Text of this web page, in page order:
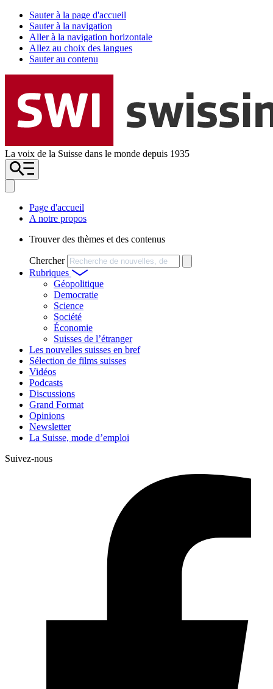
Sauter à la page d'accueil
Sauter à la navigation
Aller à la navigation horizontale
Allez au choix des langues
Sauter au contenu
La voix de la Suisse dans le monde depuis 1935
Page d'accueil
A notre propos
Trouver des thèmes et des contenus
Chercher
Rubriques
Géopolitique
Democratie
Science
Société
Économie
Suisses de l’étranger
Les nouvelles suisses en bref
Sélection de films suisses
Vidéos
Podcasts
Discussions
Grand Format
Opinions
Newsletter
La Suisse, mode d’emploi
Suivez-nous